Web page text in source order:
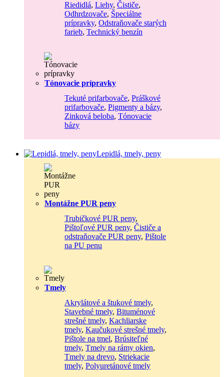
Riedidlá, Liehy, Čističe,
Odhrdzovače, Špeciálne
prípravky, Odstraňovače starých
farieb, Technický benzín
Tónovacie prípravky
Tekuté prifarbovače, Práškové
prifarbovače, Pigmenty a bázy,
Zinková beloba, Tónovacie
bázy
Lepidlá, tmely, peny
Montážne PUR peny
Trubičkové PUR peny,
Pištoľové PUR peny, Čističe a
odstraňovače PUR peny, Pištole
na PU penu
Tmely
Akrylátové a štukové tmely,
Stavebné tmely, Bituménové
strešné tmely, Kachliarske
tmely, Kaučukové strešné tmely,
Pištole na tmel, Brúsiteľné
tmely, Tmely na rámy okien,
Tmely na drevo, Striekacie
tmely, Polyuretánové tmely